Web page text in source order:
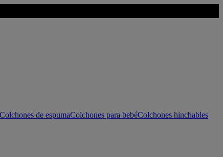
Colchones de espumaColchones para bebéColchones hinchables